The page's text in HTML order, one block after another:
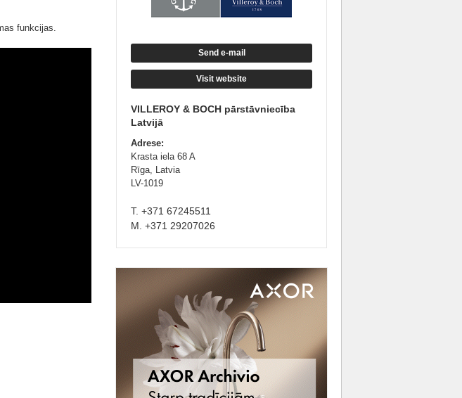
funkcijas.
Send e-mail
Visit website
VILLEROY & BOCH pārstāvniecība
Latvijā
Adrese:
Krasta iela 68 A
Rīga, Latvia
LV-1019
T. +371 67245511
M. +371 29207026